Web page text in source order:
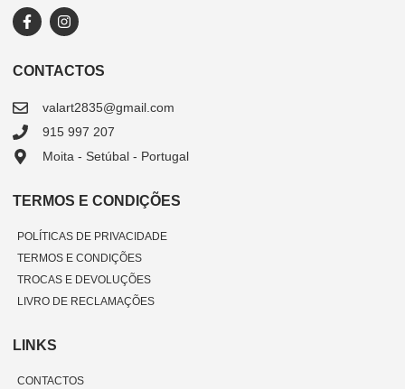
CONTACTOS
valart2835@gmail.com
915 997 207
Moita - Setúbal - Portugal
TERMOS E CONDIÇÕES
POLÍTICAS DE PRIVACIDADE
TERMOS E CONDIÇÕES
TROCAS E DEVOLUÇÕES
LIVRO DE RECLAMAÇÕES
LINKS
CONTACTOS